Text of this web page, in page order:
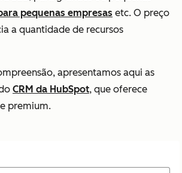
pequenas empresas etc. O preço
a quantidade de recursos
apresentamos aqui as
CRM da HubSpot, que oferece
premium.